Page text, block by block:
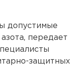
допустимые
передает
защитных